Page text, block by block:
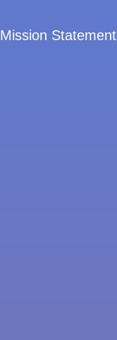
Mission Statement